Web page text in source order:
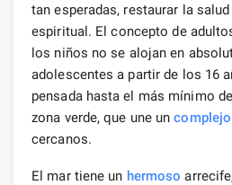
tan esperadas, restaurar la
espiritual. El concepto de
los niños no se alojan en
adolescentes a partir de los 16
pensada hasta el más mínimo
zona verde, que une uncomplejo
cercanos.
El mar tiene un hermoso